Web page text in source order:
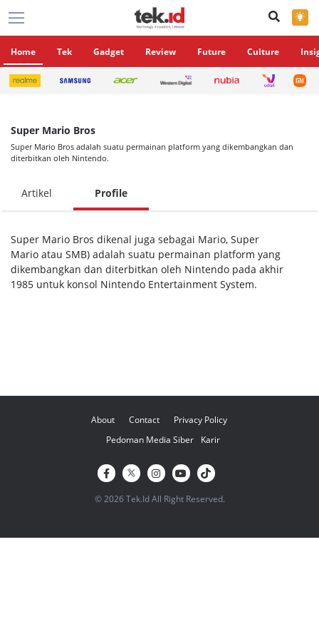
×
Home Tek Gadget Review Future Culture
Super Mario Bros
Super Mario Bros adalah suatu permainan platform yang dikembangkan dan
diterbitkan oleh Nintendo.
Artikel Profile
Super Mario Bros dikenal juga sebagai Mario, Super
Mario atau SMB) adalah suatu permainan platform yang
dikembangkan dan diterbitkan oleh Nintendo pada akhir
1985 untuk konsol Nintendo Entertainment System.
About Contact
Privacy Policy
Pedoman Media Siber
Karir
© 2026 Tek.Id All Right Reserved.